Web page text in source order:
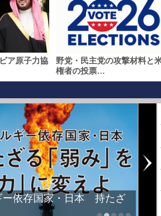
ア原子力協
野党・民主党の攻撃材料と
権者の投票…
ー依存国家・日本 持たざ